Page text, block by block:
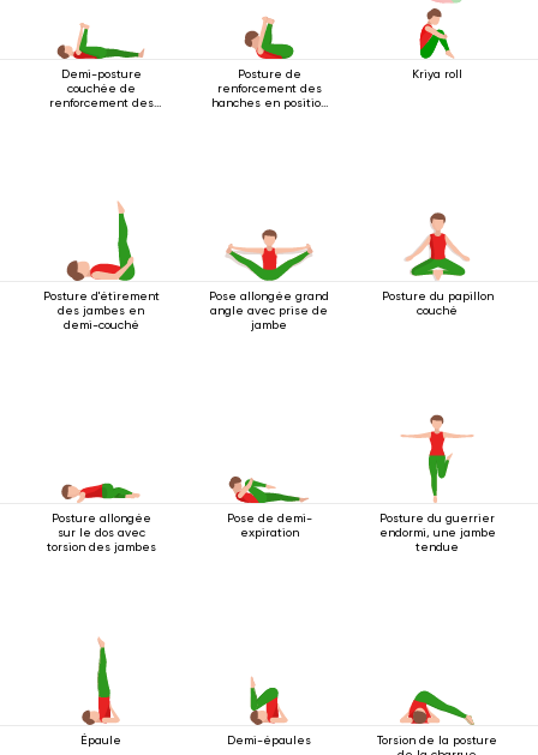
Demi-posture
couchée de
renforcement des
Posture de
renforcement des
hanches en position
Kriya roll
Posture d'étirement
des jambes en
demi-couché
Pose allongée grand
angle avec prise de
jambe
Posture du papillon
couché
Posture allongée
sur le dos avec
torsion des jambes
Pose de demi-
expiration
Posture du guerrier
endormi, une jambe
tendue
Épaule Demi-épaules
Torsion de la posture